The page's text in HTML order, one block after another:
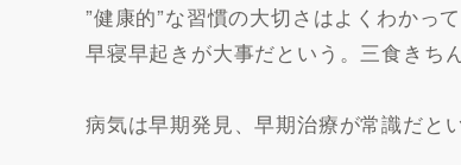
”健康的”な習慣の大切さはよくわかっ
早寝早起きが大事だという。三食きち
病気は早期発見、早期治療が常識だと